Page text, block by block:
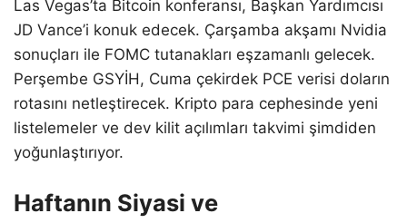
Las Vegas’ta Bitcoin konferansı, Başkan Yardımcısı
JD Vance’i konuk edecek. Çarşamba akşamı Nvidia
sonuçları ile FOMC tutanakları eşzamanlı gelecek.
Perşembe GSYİH, Cuma çekirdek PCE verisi doların
rotasını netleştirecek. Kripto para cephesinde yeni
listelemeler ve dev kilit açılımları takvimi şimdiden
yoğunlaştırıyor.
Haftanın Siyasi ve